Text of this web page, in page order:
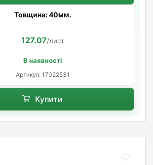
Товщина: 40мм.
127.07/лист
В наявності
Артикул: 17022531
Купити